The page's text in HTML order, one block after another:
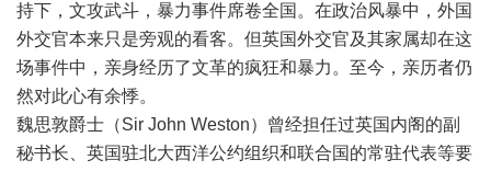
持下，文攻武斗，暴力事件席卷全国。在政治风暴中，外国
外交官本来只是旁观的看客。但英国外交官及其家属却在这
场事件中，亲身经历了文革的疯狂和暴力。至今，亲历者仍
然对此心有余悸。
魏思敦爵士（Sir John Weston）曾经担任过英国内阁的副
秘书长、英国驻北大西洋公约组织和联合国的常驻代表等要